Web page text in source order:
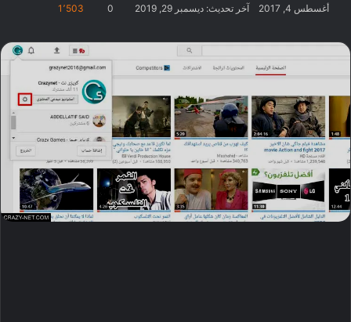
أغسطس 4, 2017 آخر تحديث: ديسمبر 29, 2019 0 1٬503